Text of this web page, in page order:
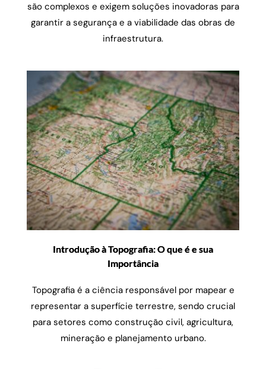
são complexos e exigem soluções inovadoras para
garantir a segurança e a viabilidade das obras de
infraestrutura.
Introdução à Topografia: O que é e sua
Importância
Topografia é a ciência responsável por mapear e
representar a superfície terrestre, sendo crucial
para setores como construção civil, agricultura,
mineração e planejamento urbano.